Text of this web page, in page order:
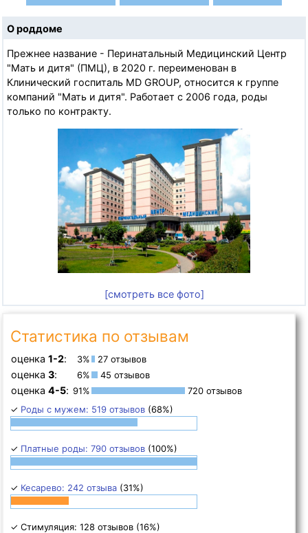
О роддоме
Прежнее название - Перинатальный Медицинский Центр
"Мать и дитя" (ПМЦ), в 2020 г. переименован в
Клинический госпиталь MD GROUP, относится к группе
компаний "Мать и дитя". Работает с 2006 года, роды
только по контракту.
[смотреть все фото]
Статистика по отзывам
оценка 1-2: 3% 27 отзывов
оценка 3: 6% 45 отзывов
оценка 4-5: 91%
720 отзывов
✓ Роды с мужем: 519 отзывов (68%)
✓ Платные роды: 790 отзывов (100%)
✓ Кесарево: 242 отзыва (31%)
✓ Стимуляция: 128 отзывов (16%)